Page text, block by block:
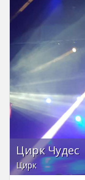
Цирк Чудес
Цирк